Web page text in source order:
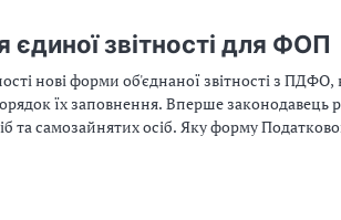
звітності для ФОП
нові форми об'єднаної звітності з ПДФО,
їх заповнення. Вперше законодавець
та самозайнятих осіб. Яку форму
необхідно врахувати під час звітування